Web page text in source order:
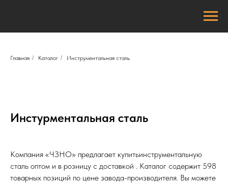
Главная / Каталог / Инструментальная сталь
Инстурментальная сталь
Компания «ЧЗНО» предлагает купитьинструментальную
сталь оптом и в розницу с доставкой . Каталог содержит 598
товарных позиций по цене завода-производителя. Вы можете